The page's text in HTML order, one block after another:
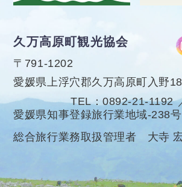
久万高原町観光協会
〒791-1202
愛媛県上浮穴郡久万高原町入野
TEL
0892-21-1192
愛媛県知事登録旅行業地域-238号
総合旅行業務取扱管理者 大寺